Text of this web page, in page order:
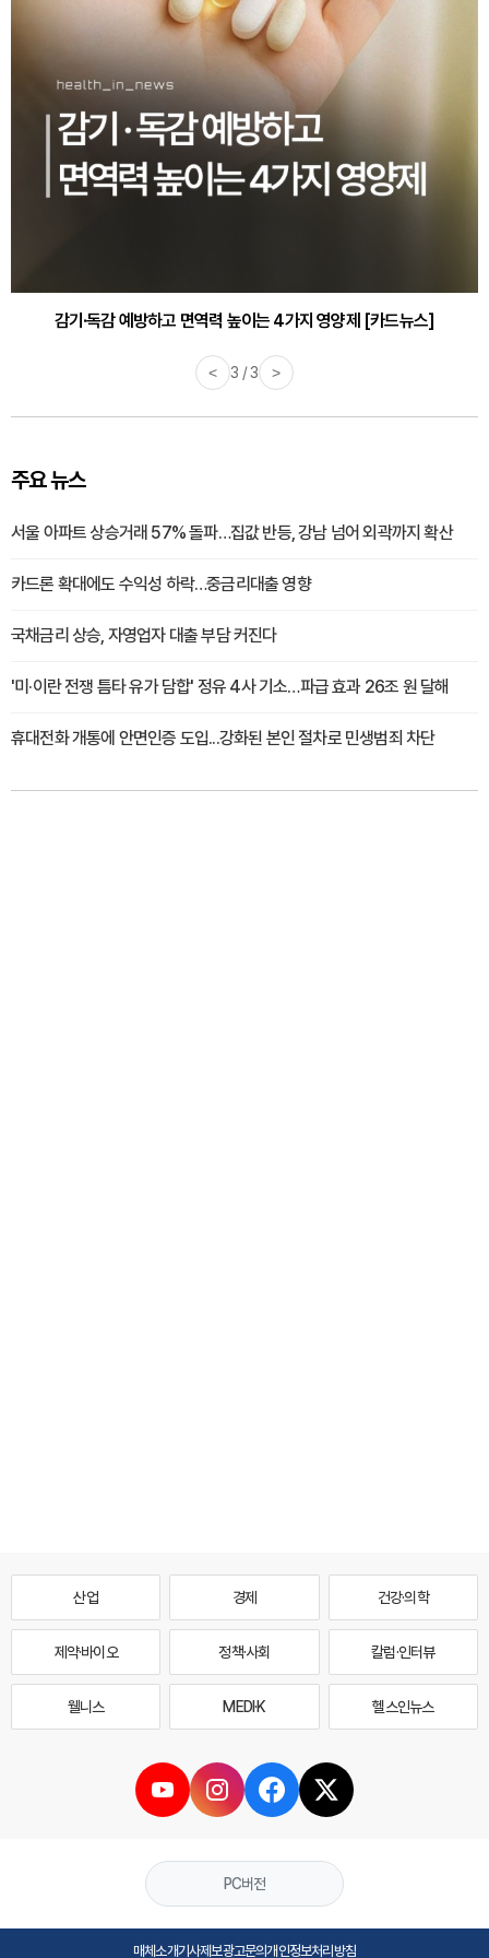
감기·독감 예방하고 면역력 높이는 4가지 영양제 [카드뉴스]
< 3 / 3 >
주요 뉴스
서울 아파트 상승거래 57% 돌파…집값 반등, 강남 넘어 외곽까지 확산
카드론 확대에도 수익성 하락…중금리대출 영향
국채금리 상승, 자영업자 대출 부담 커진다
'미·이란 전쟁 틈타 유가 담합' 정유 4사 기소…파급 효과 26조 원 달해
휴대전화 개통에 안면인증 도입...강화된 본인 절차로 민생범죄 차단
산업 경제 건강·의학
제약·바이오 정책·사회 칼럼·인터뷰
웰니스 MEDI·K 헬스인뉴스
PC버전
매체소개기사제보광고문의개인정보처리방침